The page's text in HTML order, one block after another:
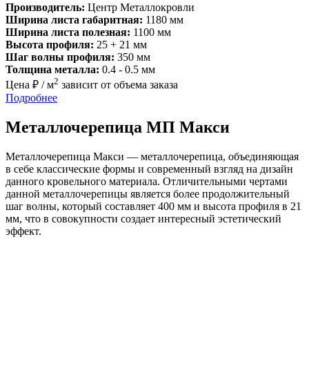
Производитель: Центр Металлокровли
Ширина листа габаритная: 1180 мм
Ширина листа полезная: 1100 мм
Высота профиля: 25 + 21 мм
Шаг волны профиля: 350 мм
Толщина металла: 0.4 - 0.5 мм
Цена ₽ / м2 зависит от объема заказа
Подробнее
Металлочерепица МП Макси
Металлочерепица Макси — металлочерепица, объединяющая
в себе классические формы и современный взгляд на дизайн
данного кровельного материала. Отличительными чертами
данной металлочерепицы является более продолжительный
шаг волны, который составляет 400 мм и высота профиля в 21
мм, что в совокупности создает интересный эстетический
эффект.